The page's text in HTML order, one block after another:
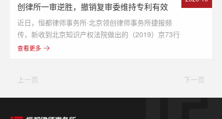
创律所一审逆胜，撤销复审委维持专利有效
的决定
近日，恒都律师事务所·北京领创律师事务所捷报频
传，新收到北京知识产权法院做出的（2019）京73行
初50号专利无效行政纠纷判决书，律所代理原告一审胜
回。
查看更多
上一页 下一页